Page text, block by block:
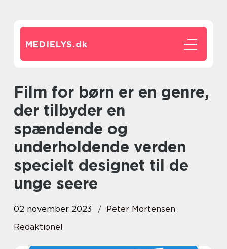
MEDIELYS.dk
Film for børn er en genre,
der tilbyder en
spændende og
underholdende verden
specielt designet til de
unge seere
02 november 2023
Peter Mortensen
Redaktionel